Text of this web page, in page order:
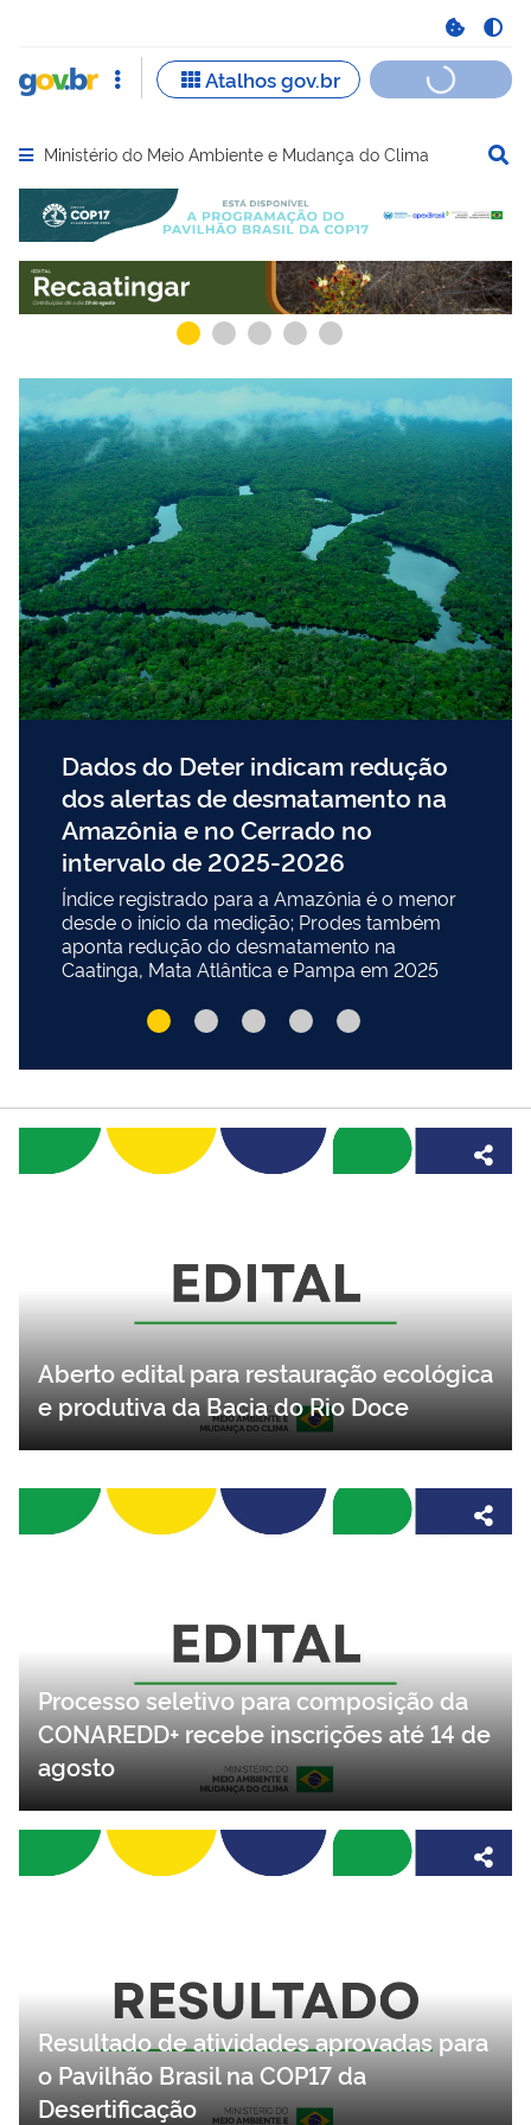
Abrir menu principal de navegação
Ministério do Meio Ambiente e Mudança do Clima
Serviços mais acessados do govbr Serviços
Dados do Deter indicam redução
dos alertas de desmatamento na
Amazônia e no Cerrado no
intervalo de 2025-2026
Índice registrado para a Amazônia é o menor
desde o início da medição; Prodes também
aponta redução do desmatamento na
Caatinga, Mata Atlântica e Pampa em 2025
Aberto edital para restauração ecológica
e produtiva da Bacia do Rio Doce
Processo seletivo para composição da
CONAREDD+ recebe inscrições até 14 de
agosto
Resultado de atividades aprovadas para
o Pavilhão Brasil na COP17 da